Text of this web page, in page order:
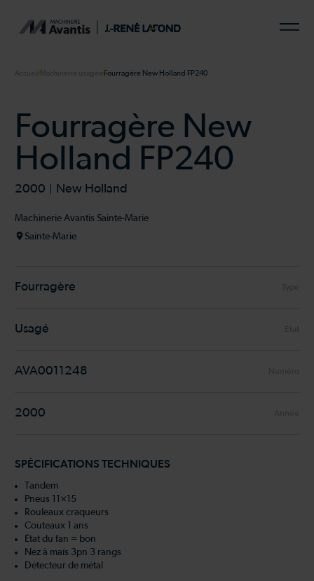
AccueilMachinerie usagéeFourragère New Holland FP240
Fourragère New
Holland FP240
2000 New Holland
Machinerie Avantis Sainte-Marie
Sainte-Marie
Fourragère
Usagé
AVA0011248
2000
SPÉCIFICATIONS TECHNIQUES
Tandem
Pneus 11×15
Rouleaux craqueurs
Couteaux 1 ans
État du fan = bon
Nez à maïs 3pn 3 rangs
Détecteur de métal